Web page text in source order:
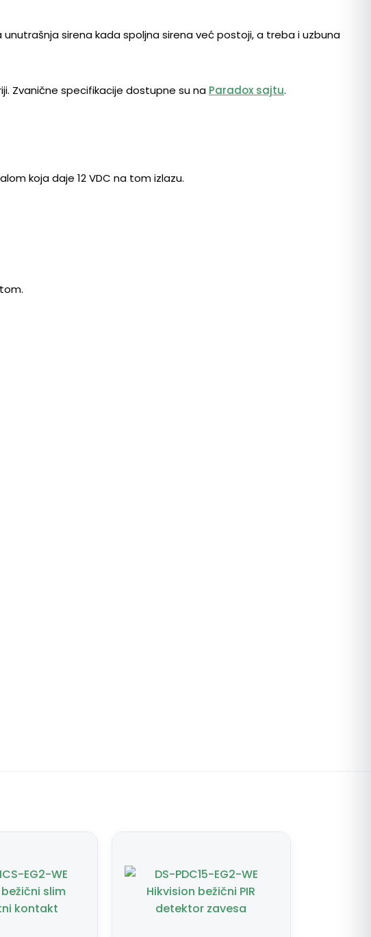
sirena kada spoljna sirena već postoji, a treba i uzbuna
Zvanične specifikacije dostupne su na Paradox sajtu.
koja daje 12 VDC na tom izlazu.